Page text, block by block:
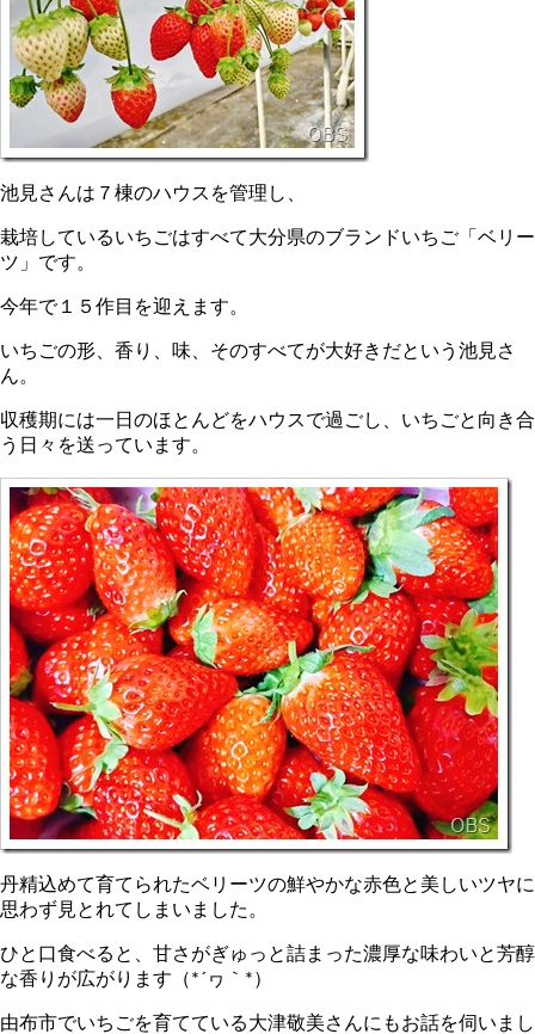
池見さんは７棟のハウスを管理し、
栽培しているいちごはすべて大分県のブランドいちご「ベリー
ツ」です。
今年で１５作目を迎えます。
いちごの形、香り、味、そのすべてが大好きだという池見さ
ん。
収穫期には一日のほとんどをハウスで過ごし、いちごと向き合
う日々を送っています。
丹精込めて育てられたベリーツの鮮やかな赤色と美しいツヤに
思わず見とれてしまいました。
ひと口食べると、甘さがぎゅっと詰まった濃厚な味わいと芳醇
な香りが広がります（*´ヮ｀*）
由布市でいちごを育てている大津敬美さんにもお話を伺いまし